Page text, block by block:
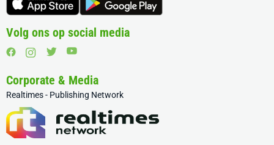
Volg ons op social media
Corporate & Media
Realtimes - Publishing Network